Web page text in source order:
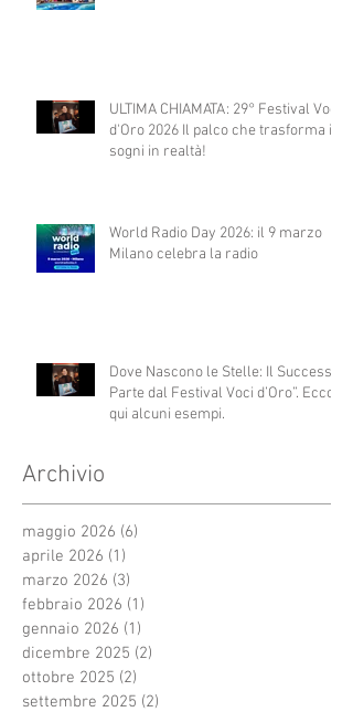
ULTIMA CHIAMATA: 29° Festival Voci
d'Oro 2026 Il palco che trasforma i
sogni in realtà!
World Radio Day 2026: il 9 marzo
Milano celebra la radio
Dove Nascono le Stelle: Il Successo
Parte dal Festival Voci d’Oro”. Ecco
qui alcuni esempi.
Archivio
maggio 2026 (6)
aprile 2026 (1)
marzo 2026 (3)
febbraio 2026 (1)
gennaio 2026 (1)
dicembre 2025 (2)
ottobre 2025 (2)
settembre 2025 (2)